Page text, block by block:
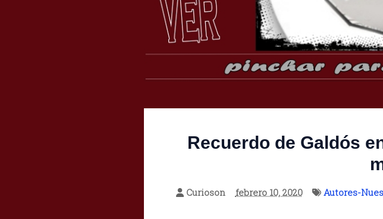
Recuerdo de Galdós
Curioson febrero 10, 2020 Autores-